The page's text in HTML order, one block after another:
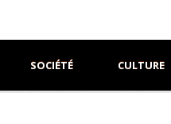
SOCIÉTÉ CULTURE